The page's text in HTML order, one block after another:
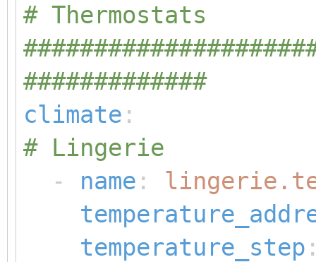
# Thermostats
#############
climate :
# Lingerie
- name :
temperature_step